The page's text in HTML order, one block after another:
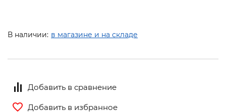
В наличии: в магазине и на складе
Добавить в сравнение
Добавить в избранное